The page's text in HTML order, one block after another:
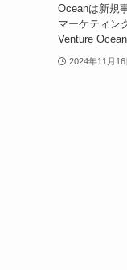
Oceanは新規
マーケティン
Venture
2024年11月16